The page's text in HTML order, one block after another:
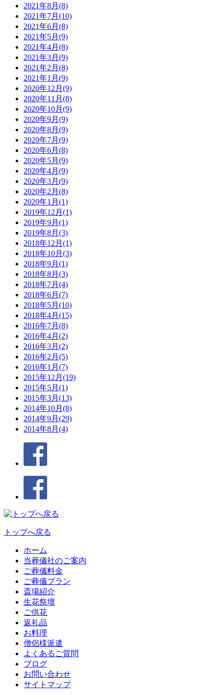
2021年8月(8)
2021年7月(10)
2021年6月(8)
2021年5月(9)
2021年4月(8)
2021年3月(9)
2021年2月(8)
2021年1月(9)
2020年12月(9)
2020年11月(8)
2020年10月(9)
2020年9月(9)
2020年8月(9)
2020年7月(9)
2020年6月(8)
2020年5月(9)
2020年4月(9)
2020年3月(9)
2020年2月(8)
2020年1月(1)
2019年12月(1)
2019年9月(1)
2019年8月(3)
2018年12月(1)
2018年10月(3)
2018年9月(1)
2018年8月(3)
2018年7月(4)
2018年6月(7)
2018年5月(10)
2018年4月(15)
2016年7月(8)
2016年4月(2)
2016年3月(2)
2016年2月(5)
2016年1月(7)
2015年12月(19)
2015年5月(1)
2015年3月(13)
2014年10月(8)
2014年9月(29)
2014年8月(4)
トップへ戻る
ホーム
当葬儀社のご案内
ご葬儀料金
ご葬儀プラン
斎場紹介
生花祭壇
ご供花
返礼品
お料理
僧侶様派遣
よくあるご質問
ブログ
お問い合わせ
サイトマップ